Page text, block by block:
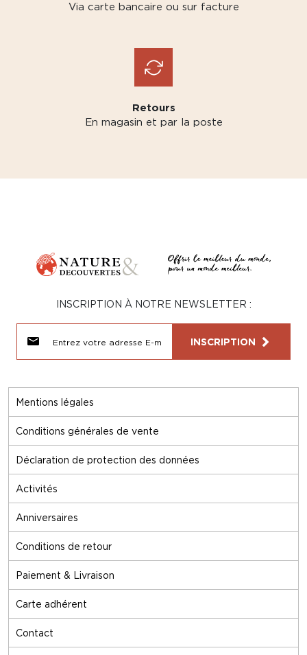
Via carte bancaire ou sur facture
Retours
En magasin et par la poste
Mentions légales
Conditions générales de vente
Déclaration de protection des données
Activités
Anniversaires
Conditions de retour
Paiement & Livraison
Carte adhérent
Contact
INSCRIPTION À NOTRE NEWSLETTER :
INSCRIPTION